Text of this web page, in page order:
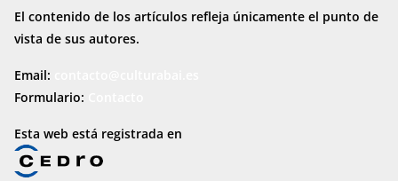
El contenido de los artículos refleja únicamente el punto de
vista de sus autores.
Email:
Formulario:
Esta web está registrada en